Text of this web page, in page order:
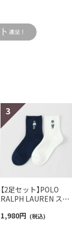
【2足セット】POLO
RALPH LAUREN スタ
ロベア オーガニック
1,980円 (税込)